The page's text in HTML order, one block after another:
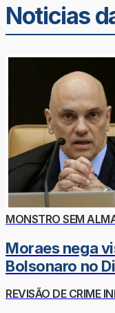
Noticias
MONSTRO SEM
Moraes nega
Bolsonaro no
REVISÃO DE CRIME